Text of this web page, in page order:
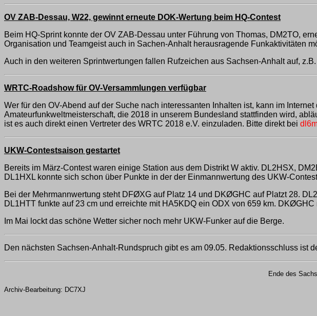
OV ZAB-Dessau, W22, gewinnt erneute DOK-Wertung beim HQ-Contest
Beim HQ-Sprint konnte der OV ZAB-Dessau unter Führung von Thomas, DM2TO,
Organisation und Teamgeist auch in Sachen-Anhalt herausragende Funkaktivitäten
Auch in den weiteren Sprintwertungen fallen Rufzeichen aus Sachsen-Anhalt auf,
WRTC-Roadshow für OV-Versammlungen verfügbar
Wer für den OV-Abend auf der Suche nach interessanten Inhalten ist, kann im
Amateurfunkweltmeisterschaft, die 2018 in unserem Bundesland stattfinden wird,
ist es auch direkt einen Vertreter des WRTC 2018 e.V. einzuladen. Bitte direkt bei
UKW-Contestsaison gestartet
Bereits im März-Contest waren einige Station aus dem Distrikt W aktiv. DL2HSX,
DL1HXL konnte sich schon über Punkte in der der Einmannwertung des UKW-
Bei der Mehrmannwertung steht DFØXG auf Platz 14 und DKØGHC auf Platzt 28.
DL1HTT funkte auf 23 cm und erreichte mit HA5KDQ ein ODX von 659 km.
Im Mai lockt das schöne Wetter sicher noch mehr UKW-Funker auf die Berge.
Den nächsten Sachsen-Anhalt-Rundspruch gibt es am 09.05. Redaktionsschluss ist
Ende des
Archiv-Bearbeitung: DC7XJ